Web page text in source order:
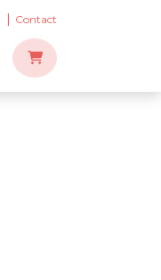
Contact